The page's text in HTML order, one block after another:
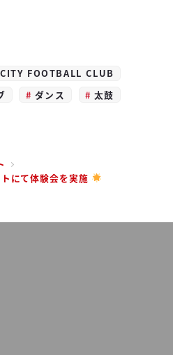
FOOTBALL CLUB
ダンス 太鼓
にて体験会を実施